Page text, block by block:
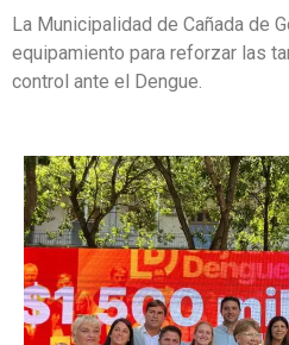
La Municipalidad de Cañada de
equipamiento para reforzar las
control ante el Dengue.